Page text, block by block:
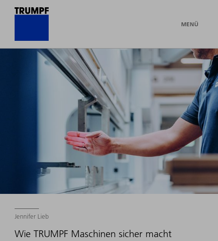
MENÜ
Jennifer Lieb
Wie TRUMPF Maschinen sicher macht